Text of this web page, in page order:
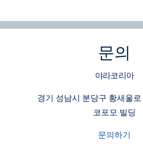
문의
야라코리아
경기 성남시 분당구 황새울
코포모 빌딩
문의하기